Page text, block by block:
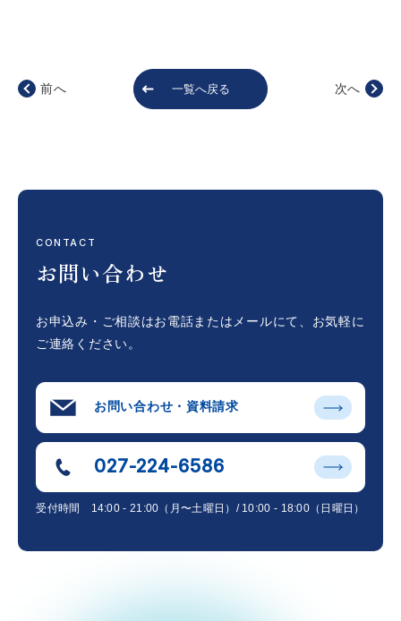
前へ 一覧へ戻る 次へ
CONTACT
お問い合わせ
お申込み・ご相談はお電話またはメールにて、 お気軽に
ご連絡ください。
お問い合わせ・資料請求
027-224-6586
受付時間 14:00 - 21:00（月〜土曜日）/ 10:00 - 18:00（日曜日）